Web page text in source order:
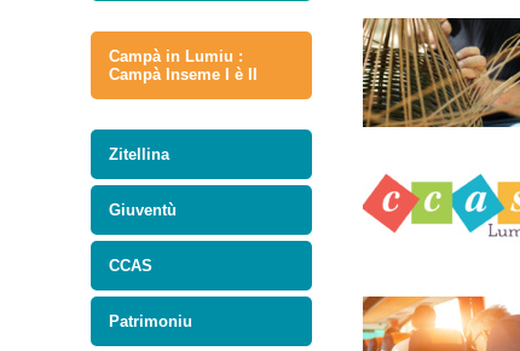
Campà in Lumiu :
Campà Inseme I è II
Zitellina
Giuventù
CCAS
Patrimoniu